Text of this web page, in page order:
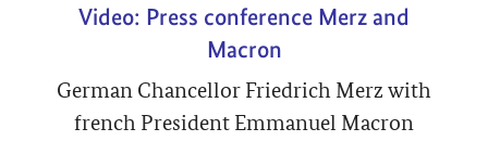
Video: Press conference Merz and
Macron
German Chancellor Friedrich Merz with
french President Emmanuel Macron